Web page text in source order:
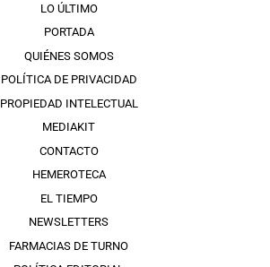
LO ÚLTIMO
PORTADA
QUIÉNES SOMOS
POLÍTICA DE PRIVACIDAD
PROPIEDAD INTELECTUAL
MEDIAKIT
CONTACTO
HEMEROTECA
EL TIEMPO
NEWSLETTERS
FARMACIAS DE TURNO